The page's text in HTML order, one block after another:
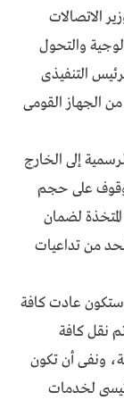
الاتصالات
والتحول
التنفيذى
الجهاز القومى
إلى الخارج
على حجم
المتخذة لضمان
من تداعيات
طلعت:” إنه خلال 24 ساعة ستكون عادت كافة
نقل كافة
ونفى أن تكون
لخدمات